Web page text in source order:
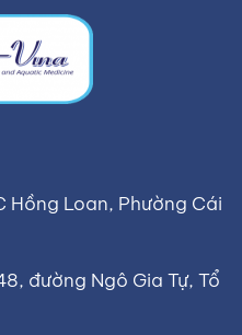
Hồng Loan, Phường Cái
đường Ngô Gia Tự, Tổ